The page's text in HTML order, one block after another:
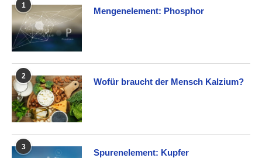
1
Mengenelement: Phosphor
2
Wofür braucht der Mensch Kalzium?
3
Spurenelement: Kupfer